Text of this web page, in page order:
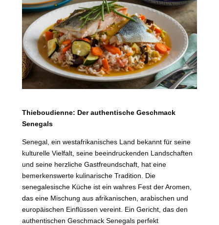
Thieboudienne: Der authentische Geschmack
Senegals
Senegal, ein westafrikanisches Land bekannt für seine
kulturelle Vielfalt, seine beeindruckenden Landschaften
und seine herzliche Gastfreundschaft, hat eine
bemerkenswerte kulinarische Tradition. Die
senegalesische Küche ist ein wahres Fest der Aromen,
das eine Mischung aus afrikanischen, arabischen und
europäischen Einflüssen vereint. Ein Gericht, das den
authentischen Geschmack Senegals perfekt